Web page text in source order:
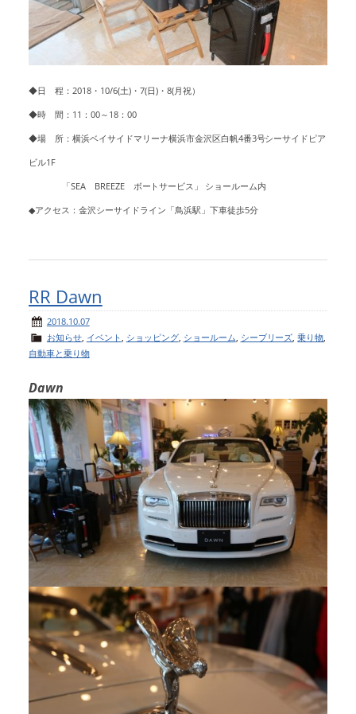
◆日 程：2018・10/6(土)・7(日)・8(月祝）
◆時 間：11：00～18：00
◆場 所：横浜ベイサイドマリーナ横浜市金沢区白帆4番3号シーサイドピア
ビル1F
「SEA BREEZE ボートサービス」 ショールーム内
◆アクセス：金沢シーサイドライン「鳥浜駅」下車徒歩5分
RR Dawn
2018.10.07
お知らせ, イベント ショッピング, ショールーム シーブリーズ ,乗り物
自動車と乗り物
Dawn